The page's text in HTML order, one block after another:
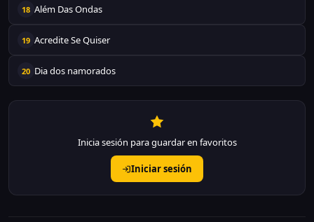
18 Além Das Ondas
19 Acredite Se Quiser
20 Dia dos namorados
Inicia sesión para guardar en favoritos
Iniciar sesión